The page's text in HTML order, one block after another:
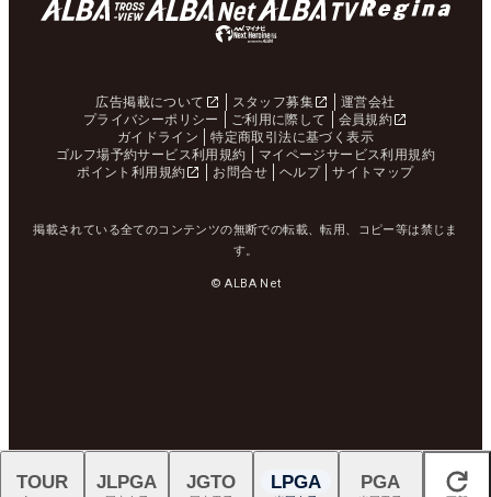
広告掲載について スタッフ募集
運営会社
プライバシーポリシー
ご利用に際して
会員規約
ガイドライン
特定商取引法に基づく表示
ゴルフ場予約サービス利用規約
マイページサービス利用規約
ポイント利用規約
お問合せ ヘルプ サイトマップ
掲載されている全てのコンテンツの無断での転載、転用、コピー等は禁じま
す。
© ALBA Net
閉じる
TOUR JLPGA JGTO LPGA PGA